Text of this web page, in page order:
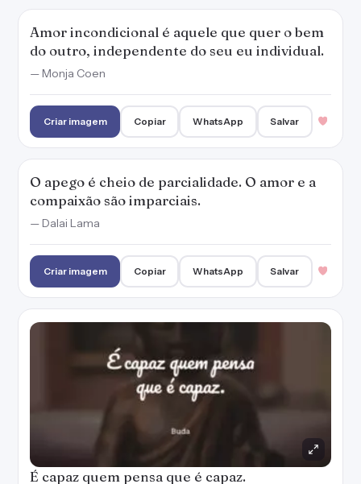
Amor incondicional é aquele que quer o bem
do outro, independente do seu eu individual.
— Monja Coen
Criar imagem Copiar WhatsApp Salvar
O apego é cheio de parcialidade. O amor e a
compaixão são imparciais.
— Dalai Lama
Criar imagem Copiar WhatsApp Salvar
É capaz quem pensa que é capaz.